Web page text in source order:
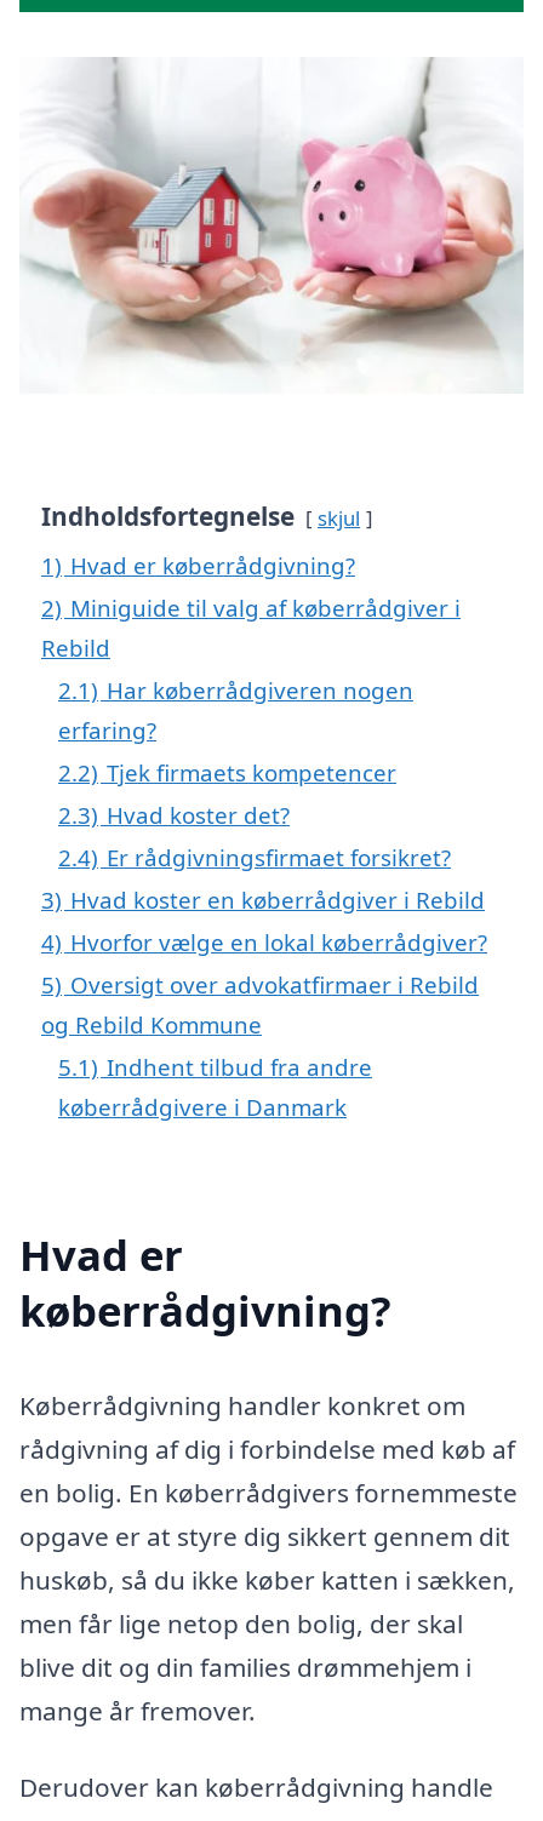
Indholdsfortegnelse skjul
1) Hvad er køberrådgivning?
2) Miniguide til valg af køberrådgiver i
Rebild
2.1) Har køberrådgiveren nogen
erfaring?
2.2) Tjek firmaets kompetencer
2.3) Hvad koster det?
2.4) Er rådgivningsfirmaet forsikret?
3) Hvad koster en køberrådgiver i Rebild
4) Hvorfor vælge en lokal køberrådgiver?
5) Oversigt over advokatfirmaer i Rebild
og Rebild Kommune
5.1) Indhent tilbud fra andre
køberrådgivere i Danmark
Hvad er
køberrådgivning?
Køberrådgivning handler konkret om
rådgivning af dig i forbindelse med køb af
en bolig. En køberrådgivers fornemmeste
opgave er at styre dig sikkert gennem dit
huskøb, så du ikke køber katten i sækken,
men får lige netop den bolig, der skal
blive dit og din families drømmehjem i
mange år fremover.
Derudover kan køberrådgivning handle